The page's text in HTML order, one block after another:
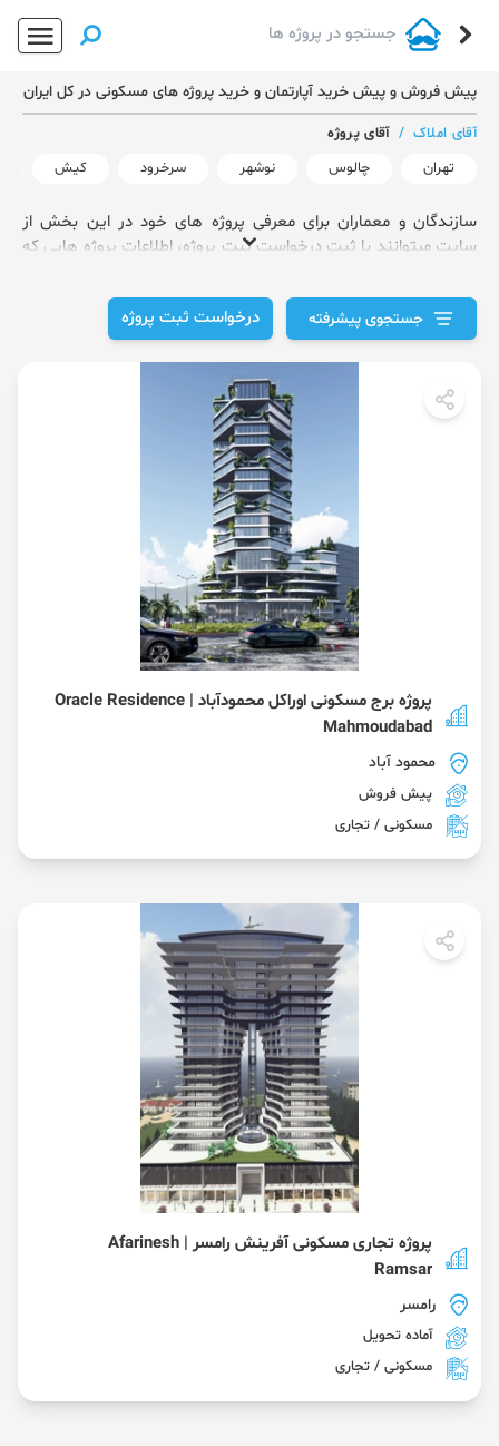
پیش فروش و پیش خرید آپارتمان و خرید پروژه های مسکونی در کل ایران
آقای املاک / آقای پروژه
تهران
چالوس نوشهر سرخرود کیش
سازندگان و معماران برای معرفی پروژه های خود در این بخش از
سایت میتوانند با ثبت درخواست ثبت پروژه، اطلاعات پروژه هایی که
جستجوی پیشرفته درخواست ثبت پروژه
پروژه برج مسکونی اوراکل محمودآباد | Oracle Residence
Mahmoudabad
محمود آباد
پیش فروش
مسکونی / تجاری
پروژه تجاری مسکونی آفرینش رامسر | Afarinesh
Ramsar
رامسر
آماده تحویل
مسکونی / تجاری